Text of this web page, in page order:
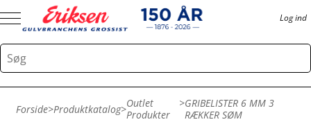
Log ind
Forside>Produktkatalog>Outlet
Produkter
>GRIBELISTER 6 MM 3
RÆKKER SØM